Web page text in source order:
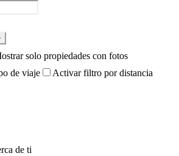
solo propiedades con fotos
de viaje
Activar filtro por distancia
de ti